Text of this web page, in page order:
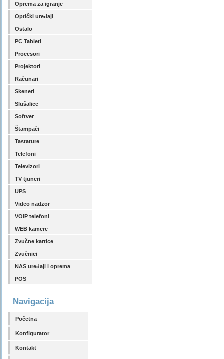
Oprema za igranje
Optički uređaji
Ostalo
PC Tableti
Procesori
Projektori
Računari
Skeneri
Slušalice
Softver
Štampači
Tastature
Telefoni
Televizori
TV tjuneri
UPS
Video nadzor
VOIP telefoni
WEB kamere
Zvučne kartice
Zvučnici
NAS uređaji i oprema
POS
Navigacija
Početna
Konfigurator
Kontakt